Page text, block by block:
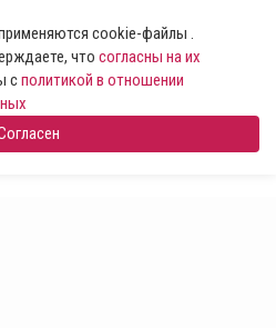
cookie-файлы .
что согласны на их
сполитикой в отношении